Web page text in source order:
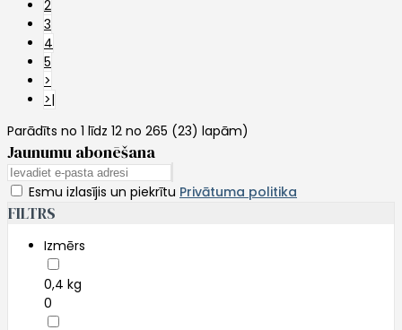
2
3
4
5
>
>|
Parādīts no 1 līdz 12 no 265 (23) lapām)
Jaunumu abonēšana
Esmu izlasījis un piekrītu Privātuma politika
FILTRS
Izmērs
0,4 kg
0